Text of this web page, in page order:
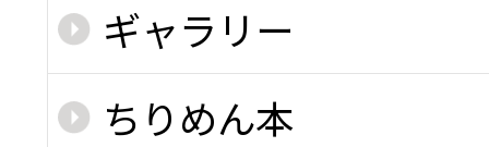
ギャラリー
ちりめん本